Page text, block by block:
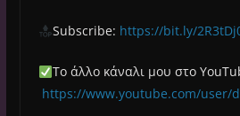
Subscribe: https://bit.ly/
Το άλλο κάναλι μου στο
https://www.youtube.com/user/